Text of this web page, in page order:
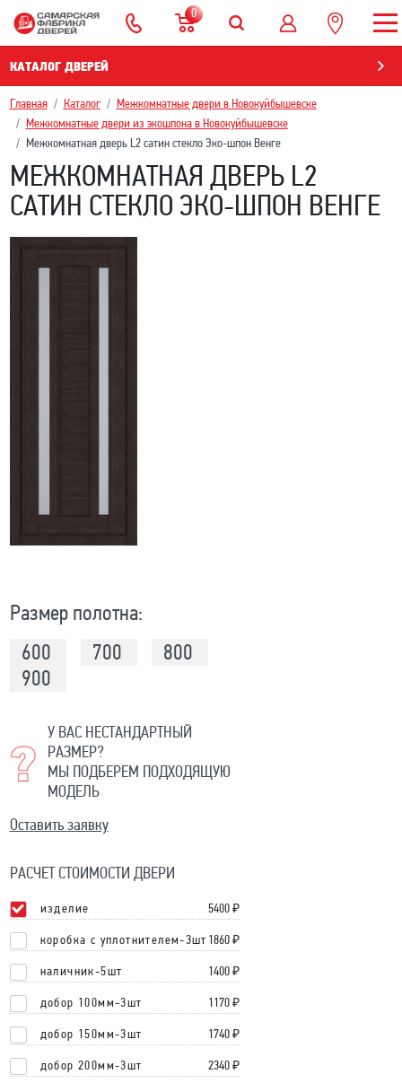
0
КАТАЛОГ ДВЕРЕЙ
Главная Каталог
Межкомнатные двери в Новокуйбышевскe
Межкомнатные двери из экошпона в Новокуйбышевскe
Межкомнатная дверь L2 сатин стекло Эко-шпон Венге
МЕЖКОМНАТНАЯ ДВЕРЬ L2
САТИН СТЕКЛО ЭКО-ШПОН ВЕНГЕ
Размер полотна:
600
700
800
900
У ВАС НЕСТАНДАРТНЫЙ
РАЗМЕР?
МЫ ПОДБЕРЕМ ПОДХОДЯЩУЮ
МОДЕЛЬ
Оставить заявку
РАСЧЕТ СТОИМОСТИ ДВЕРИ
изделие 5400₽
коробка с уплотнителем-3шт 1860 ₽
наличник-5шт 1400 ₽
добор 100мм-3шт 1170 ₽
добор 150мм-3шт 1740 ₽
добор 200мм-3шт 2340 ₽